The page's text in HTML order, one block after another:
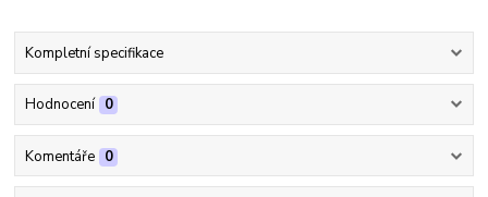
Kompletní specifikace
Hodnocení 0
Komentáře 0